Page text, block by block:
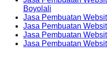
Boyolali
Jasa Pembuatan
Jasa Pembuatan
Jasa Pembuatan
Jasa Pembuatan